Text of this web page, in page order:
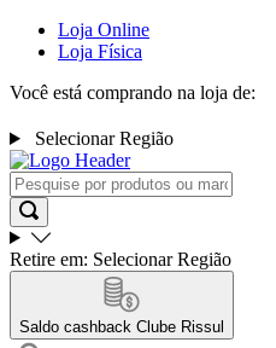
Loja Online
Loja Física
Você está comprando na loja de:
Selecionar Região
Retire em: Selecionar Região
Saldo cashback Clube Rissul